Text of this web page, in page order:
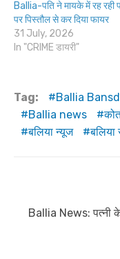
Ballia-पति ने मायके में रह रही
पर पिस्तौल से कर दिया फायर
31 July, 2026
In "CRIME डायरी"
Tag: Ballia
Ballia news
बलिया न्यूज
बलिया
navigation
Previous
Ballia News: पत्नी